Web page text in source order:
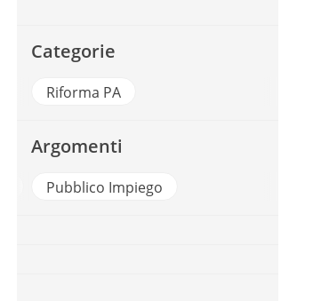
Categorie
Riforma PA
Argomenti
Pubblico Impiego